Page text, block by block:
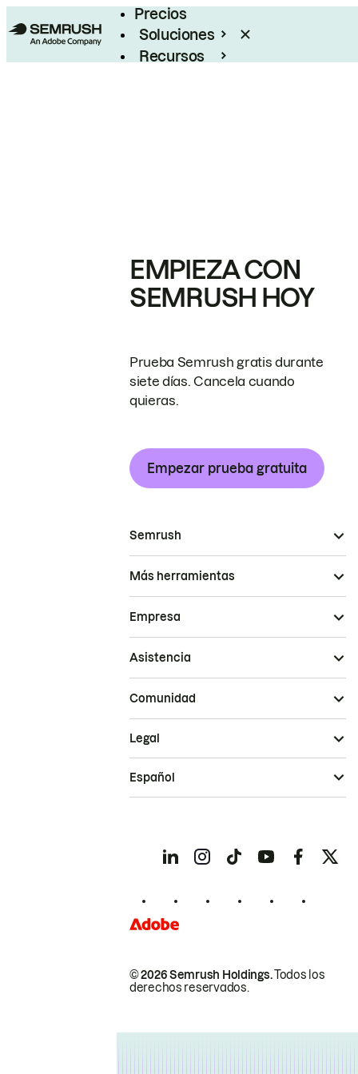
Precios
Soluciones
Recursos
EMPIEZA CON
SEMRUSH HOY
Prueba Semrush gratis durante
siete días. Cancela cuando
quieras.
Empezar prueba gratuita
Semrush
Más herramientas
Empresa
Asistencia
Comunidad
© 2026 Semrush Holdings.Todos los
derechos reservados.
Legal
Español